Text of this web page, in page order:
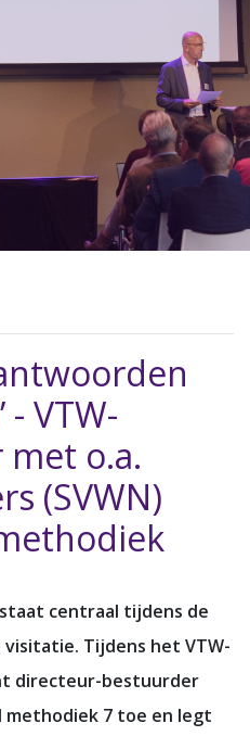
- VTW-
o.a.
(SVWN)
centraal tijdens de
Tijdens het VTW-
directeur-bestuurder
methodiek 7 toe en legt